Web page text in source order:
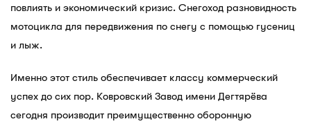
повлиять и экономический кризис. Снегоход разновидность
мотоцикла для передвижения по снегу с помощью гусениц
и лыж.
Именно этот стиль обеспечивает классу коммерческий
успех до сих пор. Ковровский Завод имени Дегтярёва
сегодня производит преимущественно оборонную